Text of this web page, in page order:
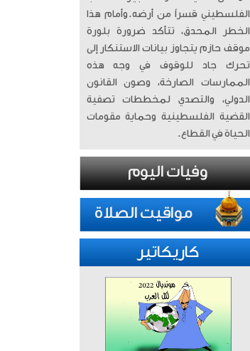
الفلسطيني قسراً من أرضه. ​وأمام هذا
الخطر المحدق، تتأكد ضرورة بلورة
موقف حازم يتجاوز بيانات الاستنكار إلى
تحرك جاد للوقوف في وجه هذه
الممارسات الصارخة، وصون القانون
الدولي، والتصدي لمخططات تصفية
القضية الفلسطينية وحماية مقومات
الحياة في القطاع.
كاريكاتير